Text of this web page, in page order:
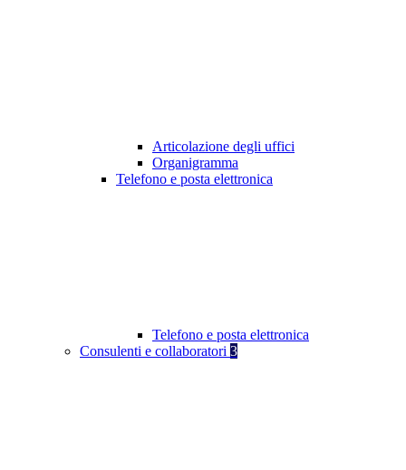
Articolazione degli uffici
Organigramma
Telefono e posta elettronica
Telefono e posta elettronica
Consulenti e collaboratori 3